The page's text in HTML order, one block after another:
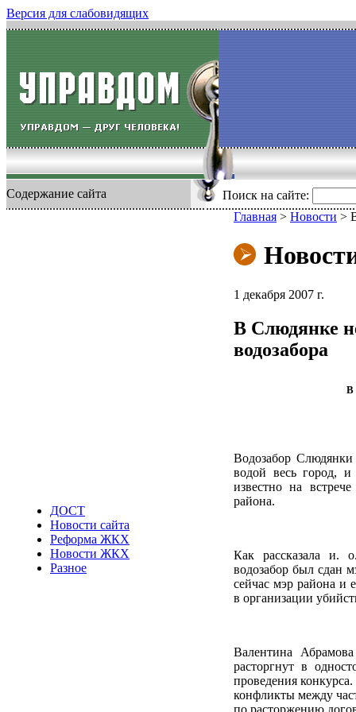
Версия для слабовидящих
Содержание сайта Поиск на сайте:
ДОСТ
Новости сайта
Реформа ЖКХ
Новости ЖКХ
Разное
Главная > Новости >
1 декабря 2007 г.
В Слюдянке
водозабора
В
Водозабор Слюдянки
водой весь город, и
известно на
района.
Как рассказала и.
водозабор был сдан
сейчас мэр района и
в организации
Валентина
расторгнут в
проведения
конфликты между
по расторжению